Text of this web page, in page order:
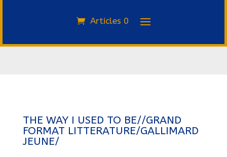
Articles 0
THE WAY I USED TO BE//GRAND
FORMAT LITTERATURE/GALLIMARD
JEUNE/